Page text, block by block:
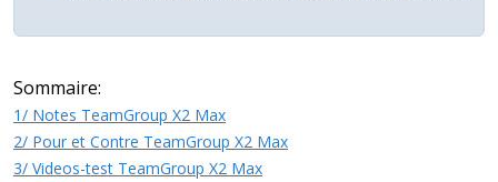
Sommaire:
1/ Notes TeamGroup X2 Max
2/ Pour et Contre TeamGroup X2 Max
3/ Videos-test TeamGroup X2 Max